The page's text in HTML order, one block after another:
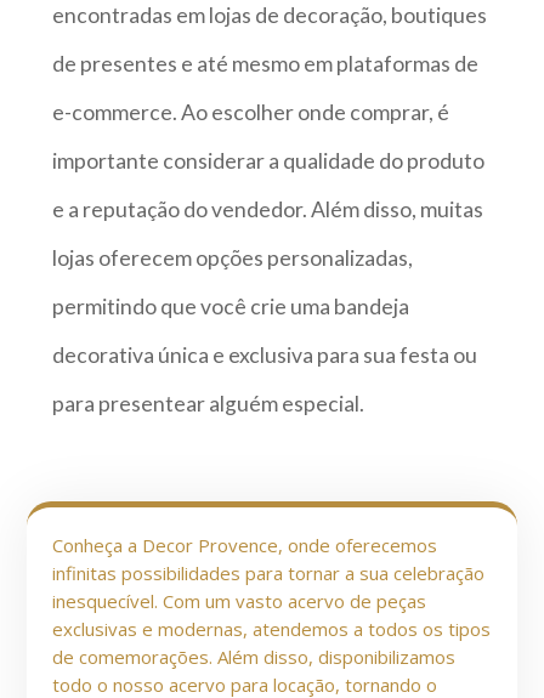
encontradas em lojas de decoração, boutiques
de presentes e até mesmo em plataformas de
e-commerce. Ao escolher onde comprar, é
importante considerar a qualidade do produto
e a reputação do vendedor. Além disso, muitas
lojas oferecem opções personalizadas,
permitindo que você crie uma bandeja
decorativa única e exclusiva para sua festa ou
para presentear alguém especial.
Conheça a Decor Provence, onde oferecemos
infinitas possibilidades para tornar a sua celebração
inesquecível. Com um vasto acervo de peças
exclusivas e modernas, atendemos a todos os tipos
de comemorações. Além disso, disponibilizamos
todo o nosso acervo para locação, tornando o